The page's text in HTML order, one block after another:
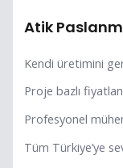
Atik
Kendi üretimini
Proje bazlı
Profesyonel
Tüm Türkiye’ye